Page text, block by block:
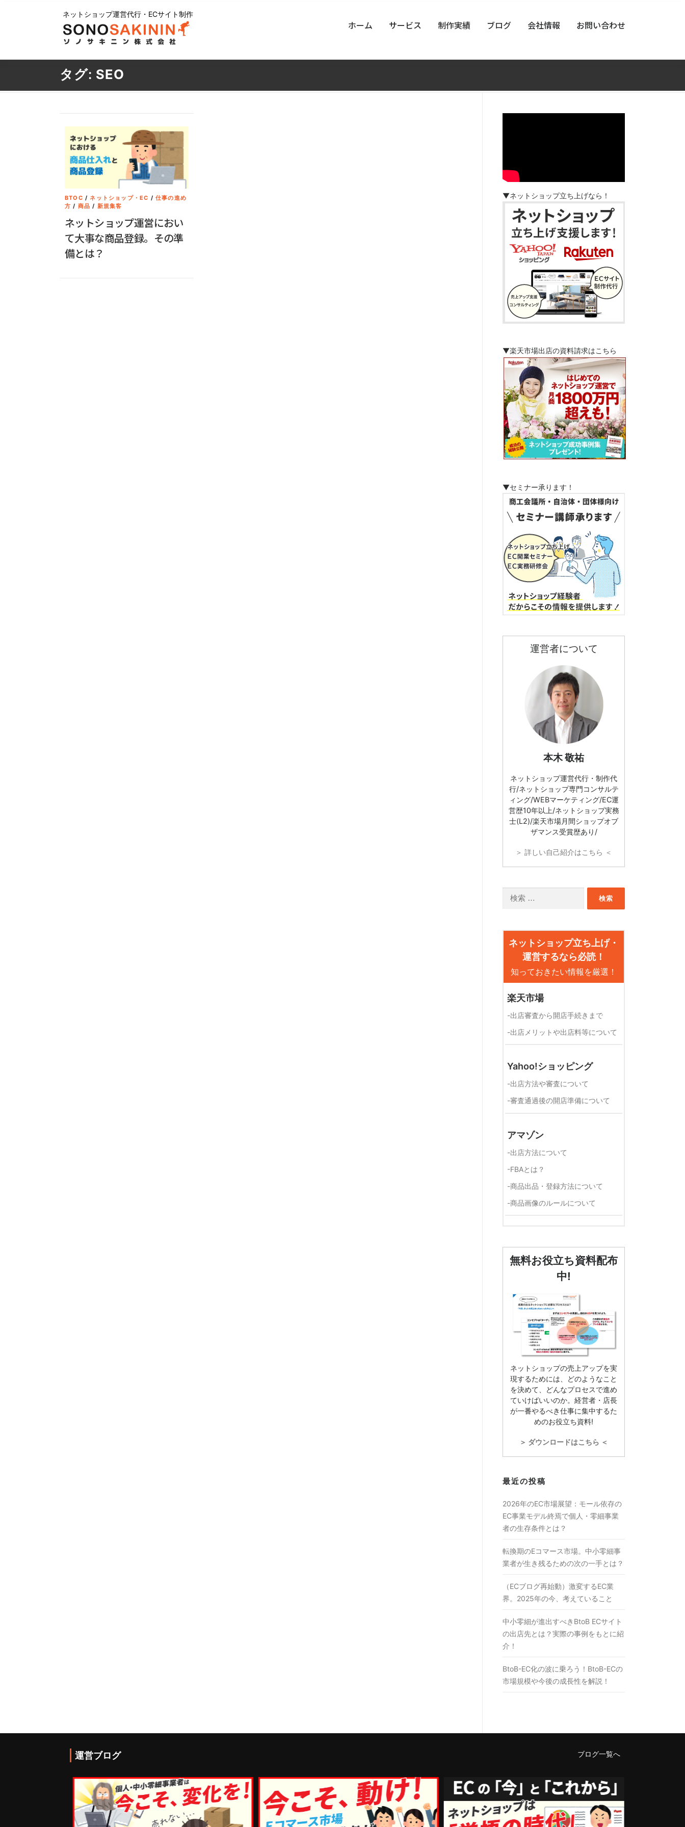
ネットショップ運営代行・ECサイト制作
ホーム サービス 制作実績 ブログ 会社情報 お問い合わせ
タグ: SEO
BTOC /ネットショップ・EC /仕事の進め
方 / 商品 / 新規集客
ネットショップ運営におい
て大事な商品登録。その準
備とは？
▼ネットショップ立ち上げなら！
▼楽天市場出店の資料請求はこちら
▼セミナー承ります！
運営者について
本木 敬祐
ネットショップ運営代行・制作代
行/ネットショップ専門コンサルテ
ィング/WEBマーケティング/EC運
営歴10年以上/ネットショップ実務
士(L2)/楽天市場月間ショップオブ
ザマンス受賞歴あり/
＞ 詳しい自己紹介はこちら ＜
検索:
ネットショップ立ち上げ・
運営するなら必読！
知っておきたい情報を厳選！
楽天市場
-出店審査から開店手続きまで
-出店メリットや出店料等について
Yahoo!ショッピング
-出店方法や審査について
-審査通過後の開店準備について
アマゾン
-出店方法について
-FBAとは？
-商品出品・登録方法について
-商品画像のルールについて
無料お役立ち資料配布
中!
ネットショップの売上アップを実
現するためには、どのようなこと
を決めて、どんなプロセスで進め
ていけばいいのか。経営者・店長
が一番やるべき仕事に集中するた
めのお役立ち資料!
＞ ダウンロードはこちら ＜
最近の投稿
2026年のEC市場展望：モール依存の
EC事業モデル終焉で個人・零細事業
者の生存条件とは？
転換期のEコマース市場。中小零細事
業者が生き残るための次の一手とは？
（ECブログ再始動）激変するEC業
界。2025年の今、考えていること
中小零細が進出すべきBtoB ECサイト
の出店先とは？実際の事例をもとに紹
介！
BtoB-EC化の波に乗ろう！BtoB-ECの
市場規模や今後の成長性を解説！
運営ブログ ブログ一覧へ